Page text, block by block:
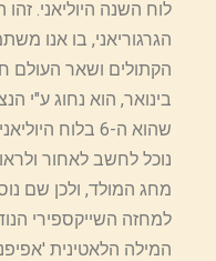
לוח השנה היוליאני.
הגרגוריאני, בו אנו
שהוא ה-6 בלוח
מחג המולד, ולכן שם
למחזה השייקספירי
המילה הלאטינית